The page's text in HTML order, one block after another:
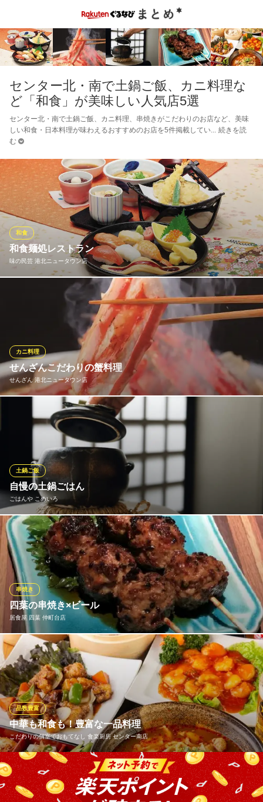
センター北・南で土鍋ご飯、カニ料理な
ど「和食」が美味しい人気店5選
センター北・南で土鍋ご飯、カニ料理、串焼きがこだわりのお店など、美味
しい和食・日本料理が味わえるおすすめのお店を5件掲載してい
続きを読
む
和食麺処レストラン
味の民芸 港北ニュータウン店
和食
味の民芸はうどん、そば、お膳、お重など、バリエーション豊か
な手作り料理を提供している和食麺処レストランチェーン店で
す。おもちゃ付のお子様メニューもございますので、お子様連れ
のご家族でのご利用にもおすすめ。手延べ製法にこだわったうど
んや厳選した食材を使った和食料理をお楽しみください。
味の民芸 港北ニュータウン店
和食 日本料理
横浜市営地下鉄東山田駅 徒歩5分
神奈川県横浜市都筑区早渕3-33-14
せんざんこだわりの蟹料理
せんざん 港北ニュータウン店
カニ料理
多種のかに料理をご用意しております。しゃぶしゃぶ、焼き、刺
し、天婦羅、雑炊など、種類に富んだ豊富なメニュー内容。かに
会席は、様々なかに料理が食べられる贅沢なコース。中でも、タ
ラバガニを惜しげもなく使った「かに会席雪の華」は食べ応え抜
群、大満足の会席コースです。
せんざん 港北ニュータウン店
和食料理屋
横浜市営地下鉄仲町台駅 車5分
神奈川県横浜市都筑区茅ケ崎南2-11-15
自慢の土鍋ごはん
ごはんや こめいろ
土鍋ご飯
厳選特別栽培米４種類の中からお選び頂き土鍋で一つ一つ丁寧の
炊き上げます。 水加減炊き方同じにしており食べ比した時に違い
をお米本来の特徴を楽しんでいただき。 食べきれないときはおに
ぎりにしてお持ち帰りできます。冷めてもまた違った美味しさが
あります。
ごはんや こめいろ
ごはんが主役のお店
横浜市営地下鉄中川駅 徒歩4分
神奈川県横浜市都筑区牛久保西4-4-1
四葉の串焼き×ビール
居食屋 四葉 仲町台店
串焼き
四葉の串焼きはビールにも日本酒にも相性抜群。串焼きは1本1本
丁寧に串打ち。人気の「つくね」は国産豚ひき肉使用、他店では
味わえない口の中で肉の旨みが溢れる逸品。味付けにも拘り、創
業から継ぎ足している秘伝のタレ、お店で丁寧に煎った塩を使い
ます。
居食屋 四葉 仲町台店
鮮魚と串焼と創作料理
横浜市営地下鉄仲町台駅1番出口 徒歩4分
神奈川県横浜市都筑区仲町台1-14-20 1F
中華も和食も！豊富な一品料理
こだわりの個室でおもてなし 食楽厨房 センター南店
品数豊富
和食や本格中華がリーズナブルに楽しめる当店で、宴会やお食事
はいかがでしょうか。『炙り〆サバ』や『小龍包』のような人気
の点心まで、性別や年代を問わず、ご満足いただけるメニューが